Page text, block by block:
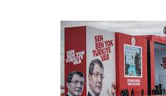
au
Karabagh”